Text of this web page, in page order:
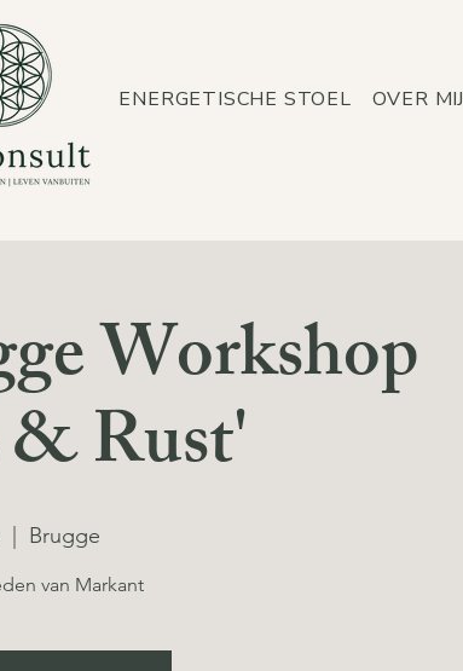
ENERGETISCHE STOEL OVER MIJ
Workshop
Rust'
  |
Brugge
van Markant